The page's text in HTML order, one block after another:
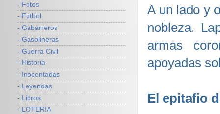
A un lado y
nobleza.
armas
apoyadas
El epitafio
- Fotos
- Fútbol
- Gabarreros
- Gasolineras
- Guerra Civil
- Historia
- Inocentadas
- Leyendas
- Libros
- LOTERIA